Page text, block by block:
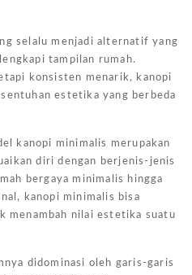
selalu menjadi alternatif yang
tampilan rumah.
konsisten menarik, kanopi
estetika yang berbeda
kanopi minimalis merupakan
diri dengan berjenis-jenis
bergaya minimalis hingga
kanopi minimalis bisa
menambah nilai estetika suatu
didominasi oleh garis-garis